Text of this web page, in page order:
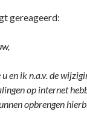
gereageerd:
en ik n.a.v. de
op internet
opbrengen